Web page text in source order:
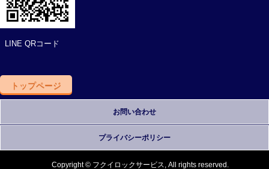
LINE QRコード
トップページ
お問い合わせ
プライバシーポリシー
Copyright © フクイロックサービス, All rights reserved.